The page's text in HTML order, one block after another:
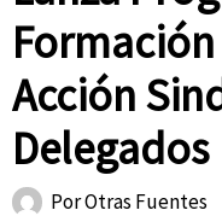
Acción
Delegados
PorOtras Fuentes